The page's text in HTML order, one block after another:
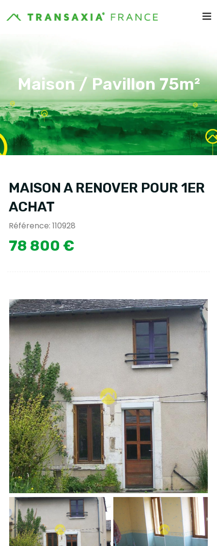
Maison / Pavillon 75m²
MAISON A RENOVER POUR 1ER
ACHAT
Référence: 110928
78 800 €